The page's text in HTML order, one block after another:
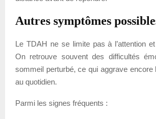
Autres symptômes
Le TDAH ne se limite pas à l’attention et
On retrouve souvent des difficultés
sommeil perturbé, ce qui aggrave encore
au quotidien.
Parmi les signes fréquents :